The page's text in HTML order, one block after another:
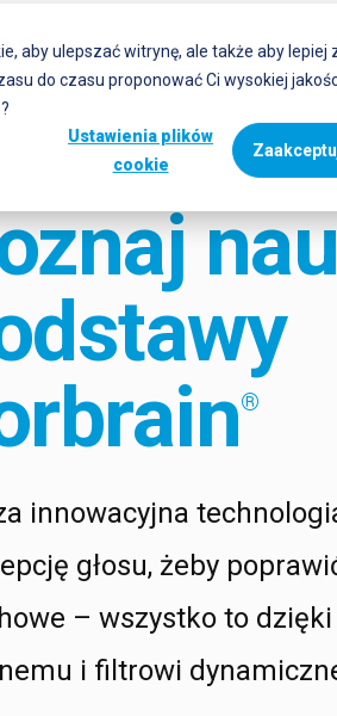
aby ulepszać witrynę, ale także aby lepiej
do czasu proponować Ci wysokiej
Ustawienia plików
cookie
®
innowacyjna
głosu, żeby
– wszystko to
i filtrowi